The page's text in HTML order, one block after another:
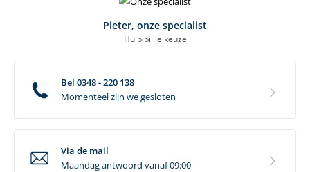
Pieter, onze specialist
Hulp bij je keuze
Bel 0348 - 220 138
Momenteel zijn we gesloten
Via de mail
Maandag antwoord vanaf 09:00